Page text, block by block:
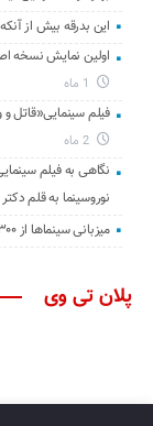
این بدرقه بیش از
اولین نمایش نسخه
فیلم سینمایی«قاتل
2 ماه
نگاهی به فیلم
نوروسینما به قلم
میزبانی سینماها از ۳۰۰ هزار مخاطب در هفته گذشته
پلان تی وی